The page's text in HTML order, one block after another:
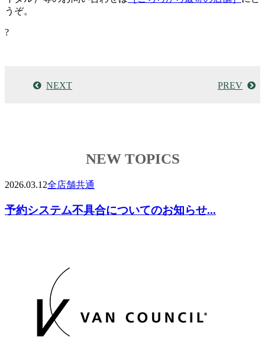
うぞ。
?
NEXT PREV
NEW TOPICS
2026.03.12全店舗共通
予約システム不具合についてのお知らせ...